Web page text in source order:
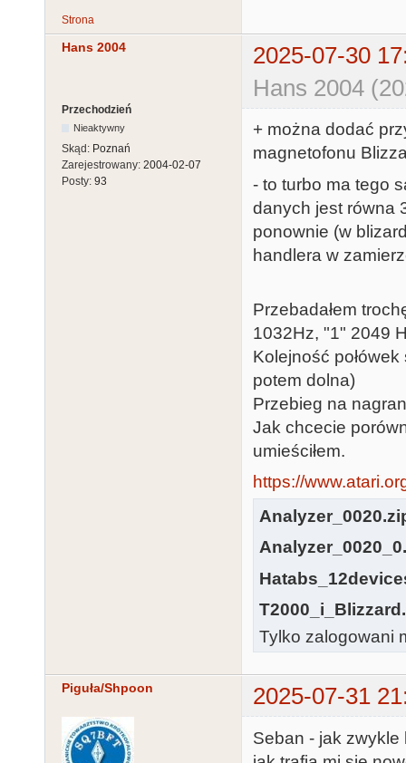
Strona
Hans 2004
2025-07-30
Hans 2004
Przechodzień
Nieaktywny
Skąd: Poznań
Zarejestrowany: 2004-02-07
Posty: 93
+ można dodać
magnetofonu
- to turbo ma tego
danych jest równa
ponownie (w
handlera w
Przebadałem
1032Hz, "1" 2049
Kolejność
potem dolna)
Przebieg na
Jak chcecie
umieściłem.
https://
Tylko zalogowani
Piguła/Shpoon 2025-07-31
Seban - jak zwykle